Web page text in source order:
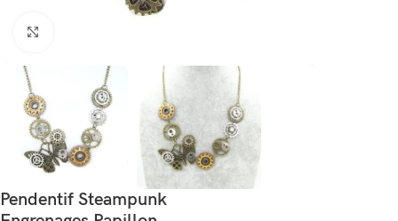
Pendentif Steampunk